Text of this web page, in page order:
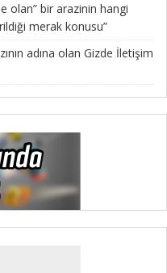
olan” bir arazinin hangi
merak konusu”
adına olan Gizde İletişim